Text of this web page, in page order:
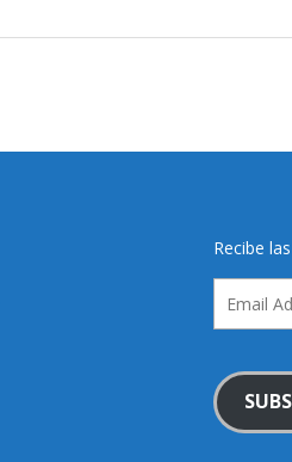
Recibe
Address